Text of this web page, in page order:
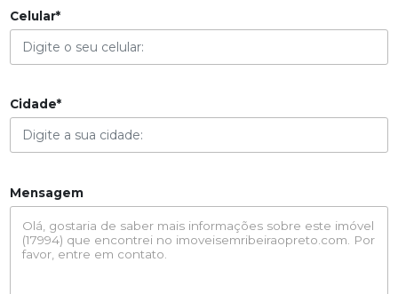
Celular*
Cidade*
Mensagem